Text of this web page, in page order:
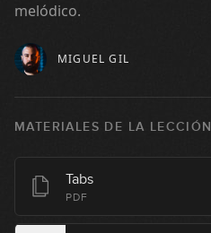
melódico.
MIGUEL GIL
MATERIALES DE LA LECCIÓN
Tabs
PDF
05:49
06:51